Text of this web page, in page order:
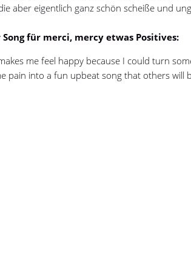
aber eigentlich ganz schön scheiße und
für merci, mercy etwas Positives:
me feel happy because I could turn
pain into a fun upbeat song that others will